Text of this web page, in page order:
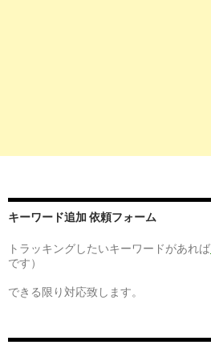
キーワード追加 依頼フォーム
トラッキングしたいキーワードがあれば
です）
できる限り対応致します。